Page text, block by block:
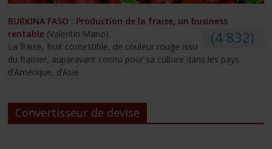
BURKINA FASO : Production de la fraise, un business
rentable (Valentin Mano) (4 832)
La fraise, fruit comestible, de couleur rouge issu
du fraisier, auparavant connu pour sa culture dans les pays
d’Amérique, d’Asie
Convertisseur de devise